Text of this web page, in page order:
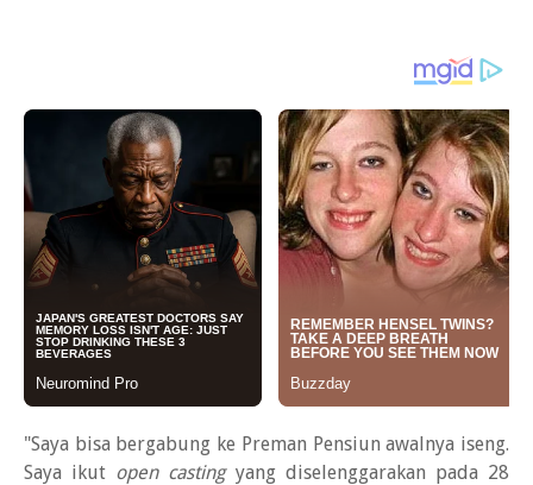
"Saya bisa bergabung ke Preman Pensiun awalnya iseng.
Saya ikut open casting yang diselenggarakan pada 28